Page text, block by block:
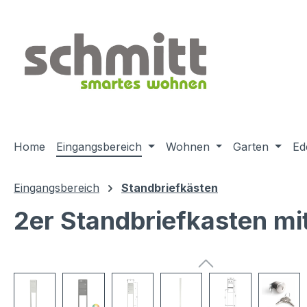
Home Eingangsbereich Wohnen Garten
Eingangsbereich Standbriefkästen
2er Standbriefkasten